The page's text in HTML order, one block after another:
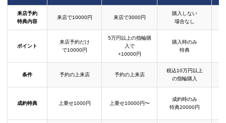
来店予約
特典内容
来店で10000円 来店で3000円
購入しない
場合なし
ポイント
来店予約だけ
で10000円
5万円以上の指輪購
入で
+10000円
購入時のみ
特典
条件 予約の上来店 予約の上来店
税込10万円以上
の指輪購入
成約特典 上乗せ1000円 上乗せ10000円〜
成約時のみ
特典20000円